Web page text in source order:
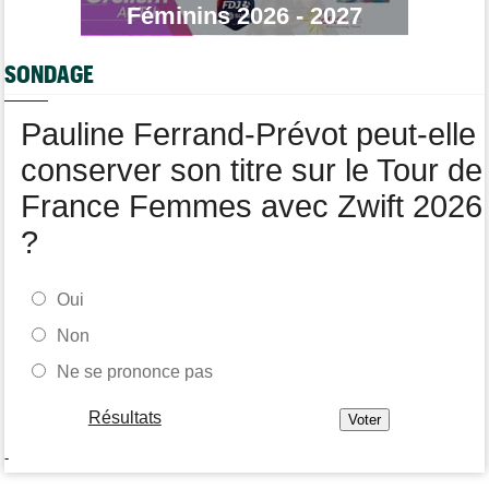
Tour de France Femmes
Lorena Wiebes : "La 8e étape ? Nous l'avons ciblé..."
Tour de France Femmes
Féminins 2026 - 2027
SONDAGE
Pauline Ferrand-Prévot peut-elle
conserver son titre sur le Tour de
France Femmes avec Zwift 2026
?
Oui
Non
Ne se prononce pas
Résultats
-